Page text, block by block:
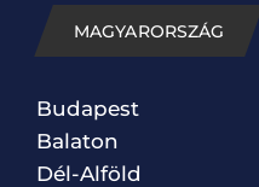
MAGYARORSZÁG
Budapest
Balaton
Dél-Alföld